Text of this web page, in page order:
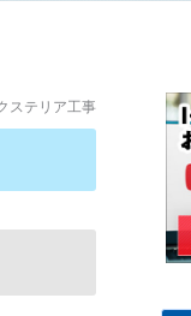
ステリア工事